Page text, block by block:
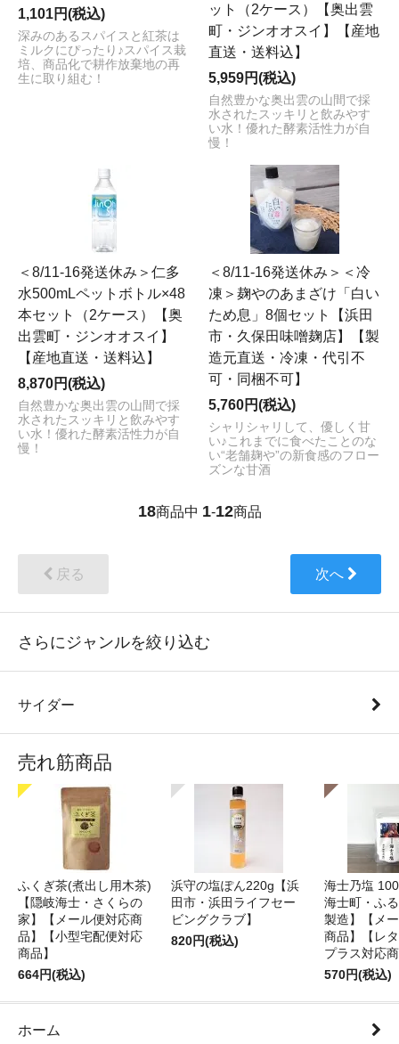
1,101円(税込)
深みのあるスパイスと紅茶は
ミルクにぴったり♪スパイス栽
培、商品化で耕作放棄地の再
生に取り組む！
ット（2ケース）【奥出雲
町・ジンオオスイ】【産地
直送・送料込】
5,959円(税込)
自然豊かな奥出雲の山間で採
水されたスッキリと飲みやす
い水！優れた酵素活性力が自
慢！
＜8/11-16発送休み＞仁多
水500mLペットボトル×48
本セット（2ケース）【奥
出雲町・ジンオオスイ】
【産地直送・送料込】
8,870円(税込)
自然豊かな奥出雲の山間で採
水されたスッキリと飲みやす
い水！優れた酵素活性力が自
慢！
＜8/11-16発送休み＞＜冷
凍＞麹やのあまざけ「白い
ため息」8個セット【浜田
市・久保田味噌麹店】【製
造元直送・冷凍・代引不
可・同梱不可】
5,760円(税込)
シャリシャリして、優しく甘
い♪これまでに食べたことのな
い“老舗麹や”の新食感のフロー
ズンな甘酒
18商品中 1-12商品
戻る 次へ
さらにジャンルを絞り込む
サイダー
売れ筋商品
ふくぎ茶(煮出し用木茶)
【隠岐海士・さくらの
家】【メール便対応商
品】【小型宅配便対応
商品】
664円(税込)
浜守の塩ぽん220g【浜
田市・浜田ライフセー
ビングクラブ】
820円(税込)
海士乃塩
海士町・ふ
製造】【メ
商品】【レ
プラス対応
570円(税込)
ホーム